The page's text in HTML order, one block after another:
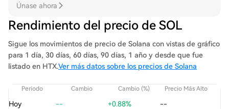
Únase ahora
Rendimiento del precio de SOL
Sigue los movimientos de precio de Solana con vistas de gráfico
para 1 día, 30 días, 60 días, 90 días, 1 año y desde que fue
listado en HTX.Ver más datos sobre los precios de Solana
Periodo Cambio Cambio (%) Precio Más Alto
Hoy -- +0.88%
--